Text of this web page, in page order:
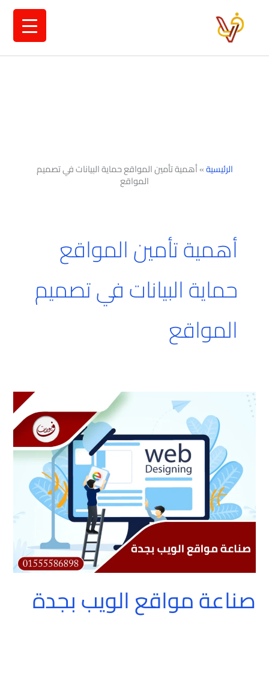
الرئيسية»أهمية تأمين المواقع حماية البيانات في تصميم
المواقع
أهمية تأمين المواقع
حماية البيانات في تصميم
المواقع
صناعة مواقع الويب بجدة
صناعة
مواقع